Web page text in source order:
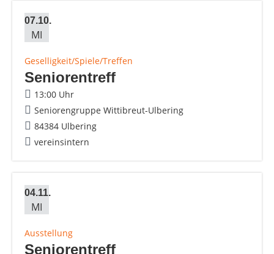
07.10.
MI
Geselligkeit/Spiele/Treffen
Seniorentreff
13:00 Uhr
Seniorengruppe Wittibreut-Ulbering
84384 Ulbering
vereinsintern
04.11.
MI
Ausstellung
Seniorentreff